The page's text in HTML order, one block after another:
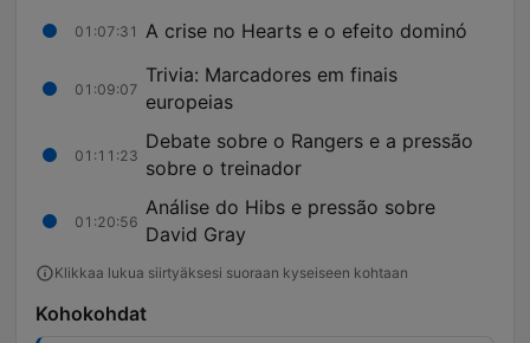
01:07:31 A crise no Hearts e o efeito dominó
01:09:07
Trivia: Marcadores em finais
europeias
01:11:23
Debate sobre o Rangers e a pressão
sobre o treinador
01:20:56
Análise do Hibs e pressão sobre
David Gray
Klikkaa lukua siirtyäksesi suoraan kyseiseen kohtaan
Kohokohdat